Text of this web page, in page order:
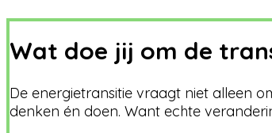
Wat doe jij om de
De energietransitie vraagt niet alleen
denken én doen. Want echte